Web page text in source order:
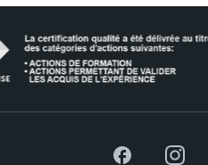
Contact
Plans et accès à TSM